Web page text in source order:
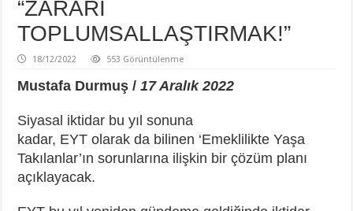
“ZARARI
TOPLUMSALLAŞTIRMAK!”
18/12/2022 553 Görüntülenme
Mustafa Durmuş /17 Aralık 2022
Siyasal iktidar bu yıl sonuna
kadar, EYT olarak da bilinen ‘Emeklilikte Yaşa
Takılanlar’ın sorunlarına ilişkin bir çözüm planı
açıklayacak.